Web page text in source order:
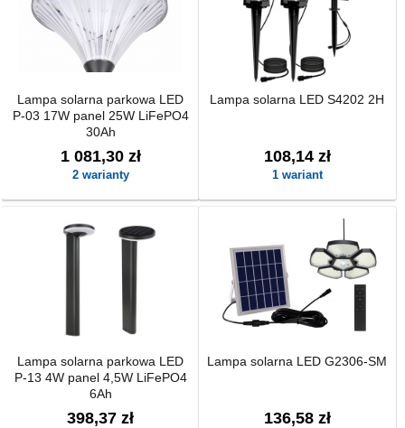
Lampa solarna parkowa LED
P-03 17W panel 25W LiFePO4
30Ah
1 081,30 zł
2 warianty
Lampa solarna LED S4202 2H
108,14 zł
1 wariant
Lampa solarna parkowa LED
P-13 4W panel 4,5W LiFePO4
6Ah
398,37 zł
Lampa solarna LED G2306-SM
136,58 zł